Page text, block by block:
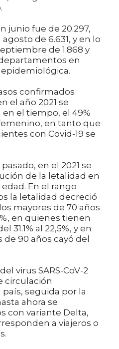
junio fue de 20.297,
de 6.631, y en lo
de 1.868 y
en
confirmados
el año 2021 se
el tiempo, el 49%
en tanto que
con Covid-19 se
en el 2021 se
de la letalidad en
En el rango
la letalidad decreció
mayores de 70 años
en quienes tienen
31.1% al 22,5%, y en
de 90 años cayó del
virus SARS-CoV-2
circulación
seguida por la
ahora se
con variante Delta,
a viajeros o